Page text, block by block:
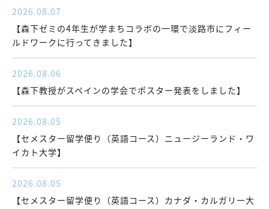
2026.08.07
【森下ゼミの4年生が学まちコラボの一環で淡路市にフィー
ルドワークに行ってきました】
2026.08.06
【森下教授がスペインの学会でポスター発表をしました】
2026.08.05
【セメスター留学便り（英語コース）ニュージーランド・ワ
イカト大学】
2026.08.05
【セメスター留学便り（英語コース）カナダ・カルガリー大